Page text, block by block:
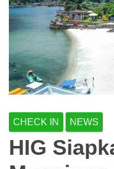
CHECK IN NEWS
HIG